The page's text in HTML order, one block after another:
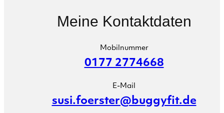
Meine Kontaktdaten
Mobilnummer
0177 2774668
E-Mail
susi.foerster@buggyfit.de